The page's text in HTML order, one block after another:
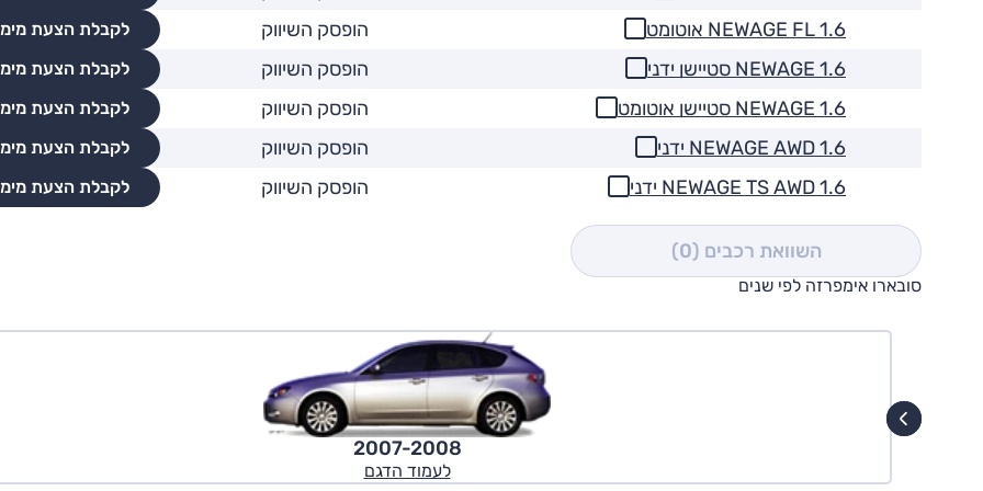
1.6 NEWAGE FL אוטומט הופסק השיווק לקבלת הצעת
1.6 NEWAGE סטיישן ידני הופסק השיווק לקבלת הצעת
1.6 NEWAGE סטיישן אוטומט הופסק השיווק לקבלת הצעת
1.6 NEWAGE AWD ידני הופסק השיווק לקבלת הצעת
1.6 NEWAGE TS AWD ידני הופסק השיווק לקבלת הצעת
השוואת רכבים (0)
סובארו אימפרזה לפי שנים
2007-2008
לעמוד הדגם